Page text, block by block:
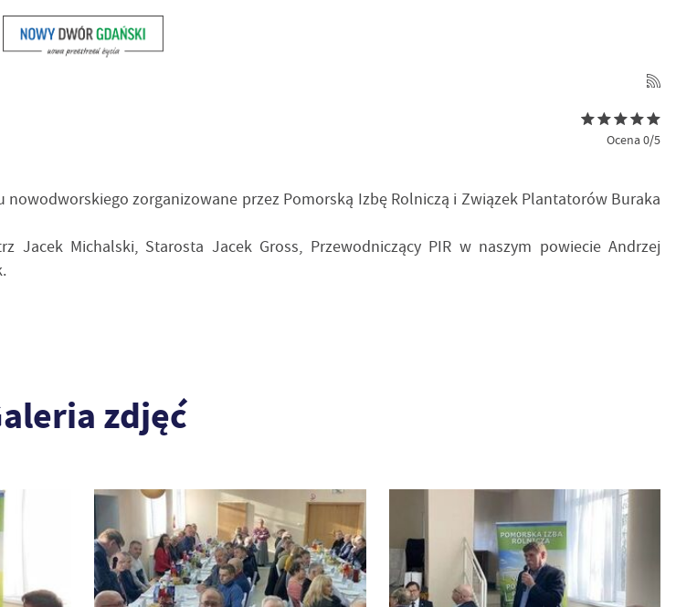
Ocena 0/5
zorganizowane przez Pomorską Izbę Rolniczą i Związek Plantatorów Buraka
Jacek Michalski, Starosta Jacek Gross, Przewodniczący PIR w naszym powiecie Andrzej
zdjęć